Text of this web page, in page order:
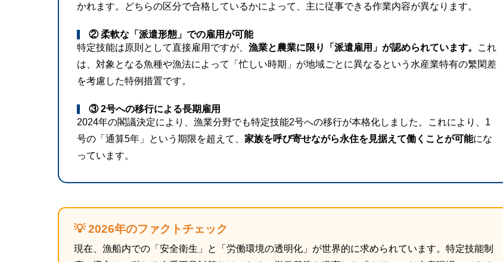
かれます。どちらの区分で合格しているかによって、主に従事できる作業内容が異なります。
② 柔軟な「派遣形態」での雇用が可能
特定技能は原則として直接雇用ですが、 漁業と農業に限り「派遣雇用」が認められています。
これ
は、対象となる魚種や漁法によって「忙しい時期」が地域ごとに異なるという水産業特有の繁閑差
を考慮した特例措置です。
③ 2号への移行による長期雇用
2024年の閣議決定により、漁業分野でも特定技能2号への移行が本格化しました。これにより、1
号の「通算5年」という期限を超えて、 家族を呼び寄せながら永住を見据えて働くことが可能にな
っています。
💡 2026年のファクトチェック
現在、漁船内での「安全衛生」と「労働環境の透明化」が世界的に求められています。特定技能制